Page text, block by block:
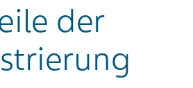
der